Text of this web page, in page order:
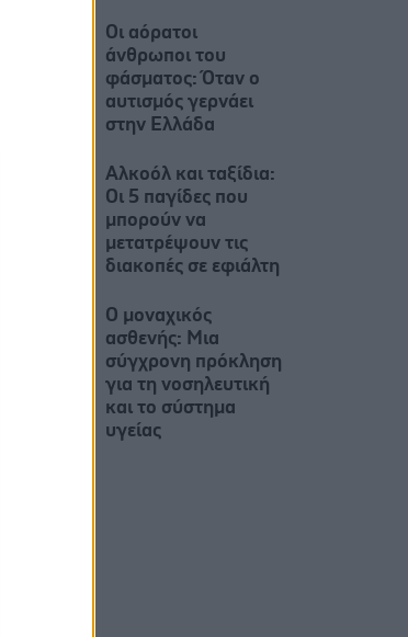
Οι αόρατοι
άνθρωποι του
φάσματος: Όταν ο
αυτισμός γερνάει
στην Ελλάδα
Αλκοόλ και ταξίδια:
Οι 5 παγίδες που
μπορούν να
μετατρέψουν τις
διακοπές σε εφιάλτη
Ο μοναχικός
ασθενής: Μια
σύγχρονη πρόκληση
για τη νοσηλευτική
και το σύστημα
υγείας